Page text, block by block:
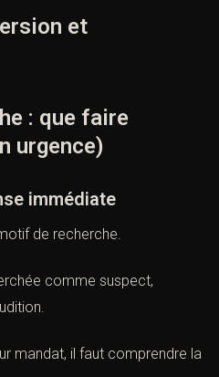
tout expliquer”, “je ne
“j’ai supprimé”, “j’ai
une stratégie
et
: que faire
urgence)
immédiate